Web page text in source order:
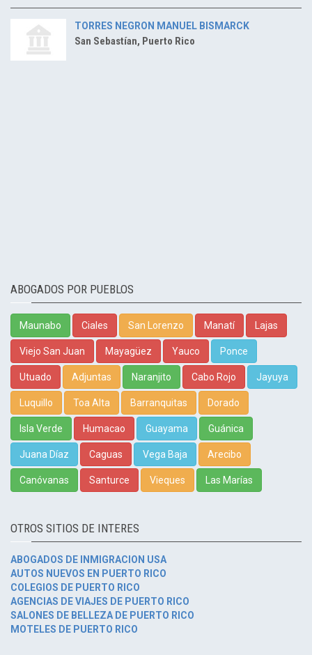
TORRES NEGRON MANUEL BISMARCK
San Sebastían, Puerto Rico
ABOGADOS POR PUEBLOS
Maunabo Ciales San Lorenzo Manatí Lajas
Viejo San Juan Mayagüez Yauco Ponce
Utuado Adjuntas Naranjito Cabo Rojo Jayuya
Luquillo Toa Alta Barranquitas Dorado
Isla Verde Humacao Guayama Guánica
Juana Díaz Caguas Vega Baja Arecibo
Canóvanas Santurce Vieques Las Marías
OTROS SITIOS DE INTERES
ABOGADOS DE INMIGRACION USA
AUTOS NUEVOS EN PUERTO RICO
COLEGIOS DE PUERTO RICO
AGENCIAS DE VIAJES DE PUERTO RICO
SALONES DE BELLEZA DE PUERTO RICO
MOTELES DE PUERTO RICO